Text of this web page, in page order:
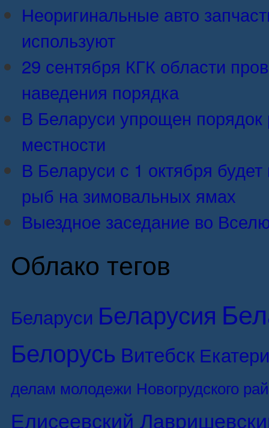
Неоригинальные авто
используют
29 сентября КГК области
наведения порядка
В Беларуси упрощен порядок
местности
В Беларуси с 1 октября
рыб на зимовальных ямах
Выездное заседание во
Облако тегов
Беларуси Беларусия
Белорусь Витебск
делам молодежи Новогрудского
Елисеевский